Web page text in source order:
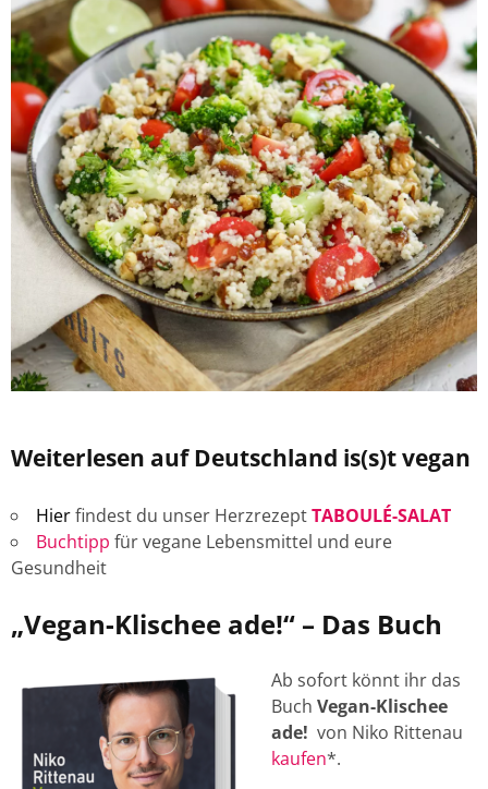
Weiterlesen auf Deutschland is(s)t vegan
Hierfindest du unser HerzrezeptTABOULÉ-SALAT
Buchtipp für vegane Lebensmittel und eure
Gesundheit
„Vegan-Klischee ade!“ – Das Buch
Ab sofort könnt ihr das
Buch Vegan-Klischee
ade! von Niko Rittenau
kaufen*.